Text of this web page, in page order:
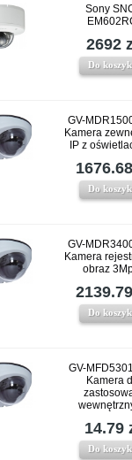
Sony
2692
Do
GV-
Kamera
IP z
Do
GV-
Kamera
obraz
Do
GV-
Kamera
14.79
Do